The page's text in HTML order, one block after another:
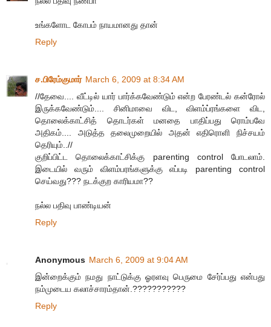
உங்களோட கோபம் நாயமானது தான்
Reply
ச.பிரேம்குமார் March 6, 2009 at 8:34 AM
//தேவை.... வீட்டில் யார் பார்க்கவேண்டும் என்ற பேரண்டல் கன்ரோல்
இருக்கவேண்டும்.... சினிமாவை விட, விளம்ப்ரங்களை விட,
தொலைக்காட்சித் தொடர்கள் மனதை பாதிப்பது ரொம்பவே
அதிகம்.... அடுத்த தலைமுறையில் அதன் எதிரொளி நிச்சயம்
தெரியும்..//
குறிப்பிட்ட தொலைக்காட்சிக்கு parenting control போடலாம்.
இடையில் வரும் விளம்பரங்களுக்கு எப்படி parenting control
செய்வது??? நடக்குற காரியமா??
நல்ல பதிவு பாண்டியன்
Reply
Anonymous March 6, 2009 at 9:04 AM
இன்றைக்கும் நமது நாட்டுக்கு ஓரளவு பெருமை சேர்ப்பது என்பது
நம்முடைய கலாச்சாரம்தான்.???????????
Reply